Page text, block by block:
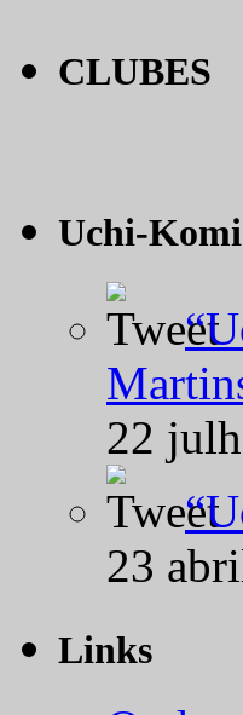
CLUBES
Uchi-Komi
22
23
Links